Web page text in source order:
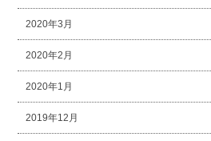
2020年3月
2020年2月
2020年1月
2019年12月